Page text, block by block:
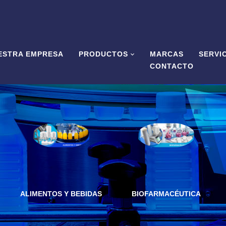
EMPRESA PRODUCTOS MARCAS
CONTACTO
ALIMENTOS Y BEBIDAS BIOFARMACÉUTICA